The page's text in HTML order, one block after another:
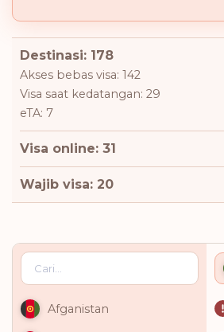
Destinasi: 178
Akses bebas visa: 142
Visa saat kedatangan: 29
eTA: 7
Visa online: 31
Wajib visa: 20
Afganistan